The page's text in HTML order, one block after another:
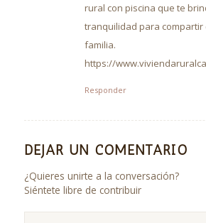
rural con piscina que te
tranquilidad para compartir
familia.
https://
Responder
DEJAR UN COMENTARIO
¿Quieres unirte a la conversación?
Siéntete libre de contribuir